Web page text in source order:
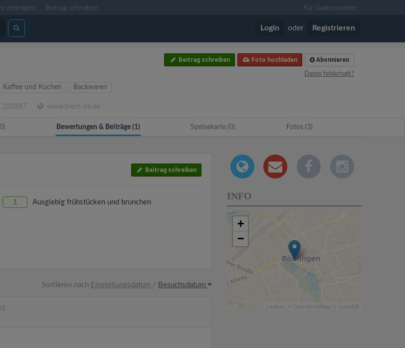
eintragen Beitrag schreiben Für Gastronomen
Login oder Registrieren
Abonnieren
Foto hochladen
Beitrag schreiben
Daten fehlerhaft?
Kaffee und Kuchen Backwaren
222697 www.frech-bb.de
Bewertungen & Beiträge (1) Speisekarte (0) Fotos (3)
Beitrag schreiben
1 Ausgiebig frühstücken und brunchen
Sortieren nach Einstellungsdatum / Besuchsdatum
INFO
+
−
Leaflet | © OpenStreetMap © CartoDB